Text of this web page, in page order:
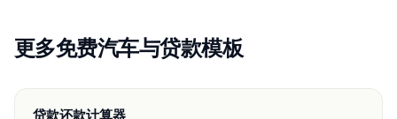
更多免费汽车与贷款模板
贷款还款计算器